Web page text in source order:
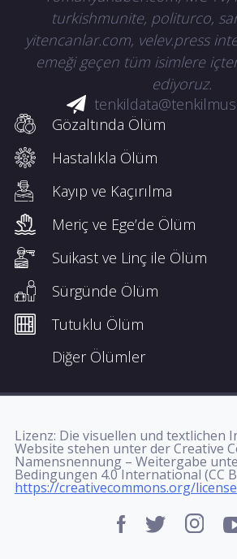
turkishmunite, politurco,
yitencanlar.com, velev.press
emeği geçen tüm isimlere
ediyoruz.
Gözaltında Ölüm
Hastalıkla Ölüm
Kayıp ve Kaçırılma
Meriç ve Ege’de Ölüm
Suikast ve Linç ile Ölüm
Sürgünde Ölüm
Tutuklu Ölüm
Diğer Ölümler
Lizenz: Die visuellen und textlichen
Website stehen unter der Creative
Namensnennung – Weitergabe
Bedingungen 4.0 International (CC
https://creativecommons.org/